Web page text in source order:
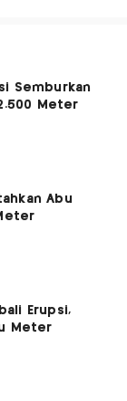
Semburkan
Meter
Abu
Erupsi,
Meter